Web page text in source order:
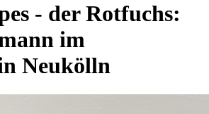
- der Rotfuchs:
im
Neukölln